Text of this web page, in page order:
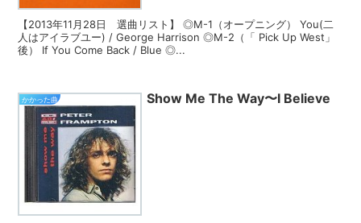
【2013年11月28日 選曲リスト】 ◎M-1（オープニング） You(二
人はアイラブユー) / George Harrison ◎M-2（「 Pick Up West」
後） If You Come Back / Blue ◎...
かかった曲 Show Me The Way〜I Believe